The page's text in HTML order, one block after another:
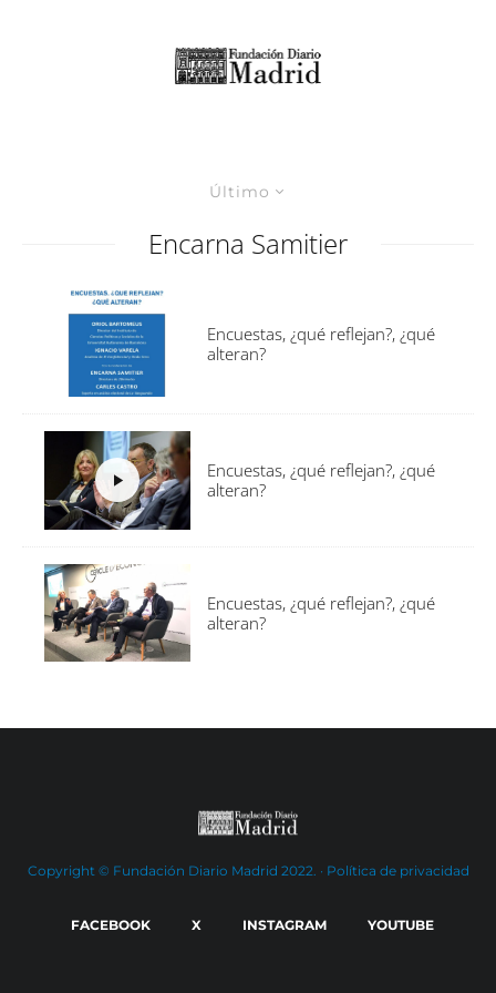
Último
Encarna Samitier
Encuestas, ¿qué reflejan?, ¿qué
alteran?
Encuestas, ¿qué reflejan?, ¿qué
alteran?
Encuestas, ¿qué reflejan?, ¿qué
alteran?
Copyright © Fundación Diario Madrid 2022. · Política de privacidad
FACEBOOK X INSTAGRAM YOUTUBE